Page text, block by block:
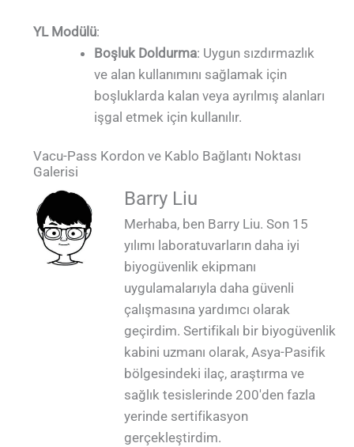
YL Modülü:
Boşluk Doldurma: Uygun sızdırmazlık
ve alan kullanımını sağlamak için
boşluklarda kalan veya ayrılmış alanları
işgal etmek için kullanılır.
Vacu-Pass Kordon ve Kablo Bağlantı Noktası
Galerisi
Bağlantı Noktası
Bağlantı Noktası Üstten Görünüm_1
Bağlantı Noktası Tek Delik_1
Bağlantı Noktası Yan Görünüm_1
Barry Liu
Merhaba, ben Barry Liu. Son 15
yılımı laboratuvarların daha iyi
biyogüvenlik ekipmanı
uygulamalarıyla daha güvenli
çalışmasına yardımcı olarak
geçirdim. Sertifikalı bir biyogüvenlik
kabini uzmanı olarak, Asya-Pasifik
bölgesindeki ilaç, araştırma ve
sağlık tesislerinde 200'den fazla
yerinde sertifikasyon
gerçekleştirdim.